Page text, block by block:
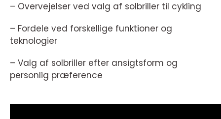
– Overvejelser ved valg af solbriller til cykling
– Fordele ved forskellige funktioner og
teknologier
– Valg af solbriller efter ansigtsform og
personlig præference